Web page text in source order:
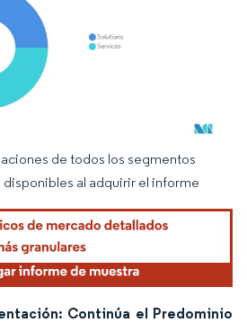
El uso requiere atribución según CC BY 4.0.
de todos los segmentos
al adquirir el informe
Continúa el Predominio